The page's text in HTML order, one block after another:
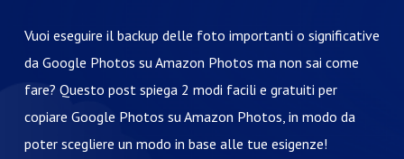
Vuoi eseguire il backup delle foto importanti o significative
da Google Photos su Amazon Photos ma non sai come
fare? Questo post spiega 2 modi facili e gratuiti per
copiare Google Photos su Amazon Photos, in modo da
poter scegliere un modo in base alle tue esigenze!